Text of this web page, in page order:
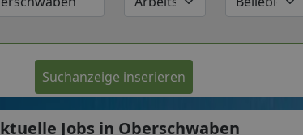
Suchanzeige inserieren
Jobs in Oberschwaben